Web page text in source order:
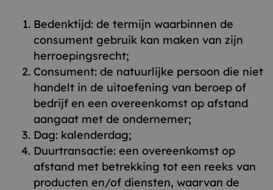
Bedenktijd: de termijn waarbinnen de
consument gebruik kan maken van zijn
herroepingsrecht;
Consument: de natuurlijke persoon die niet
handelt in de uitoefening van beroep of
bedrijf en een overeenkomst op afstand
aangaat met de ondernemer;
Dag: kalenderdag;
Duurtransactie: een overeenkomst op
afstand met betrekking tot een reeks van
producten en/of diensten, waarvan de